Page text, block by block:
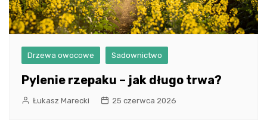
Drzewa owocowe Sadownictwo
Pylenie rzepaku – jak długo trwa?
Łukasz Marecki 25 czerwca 2026